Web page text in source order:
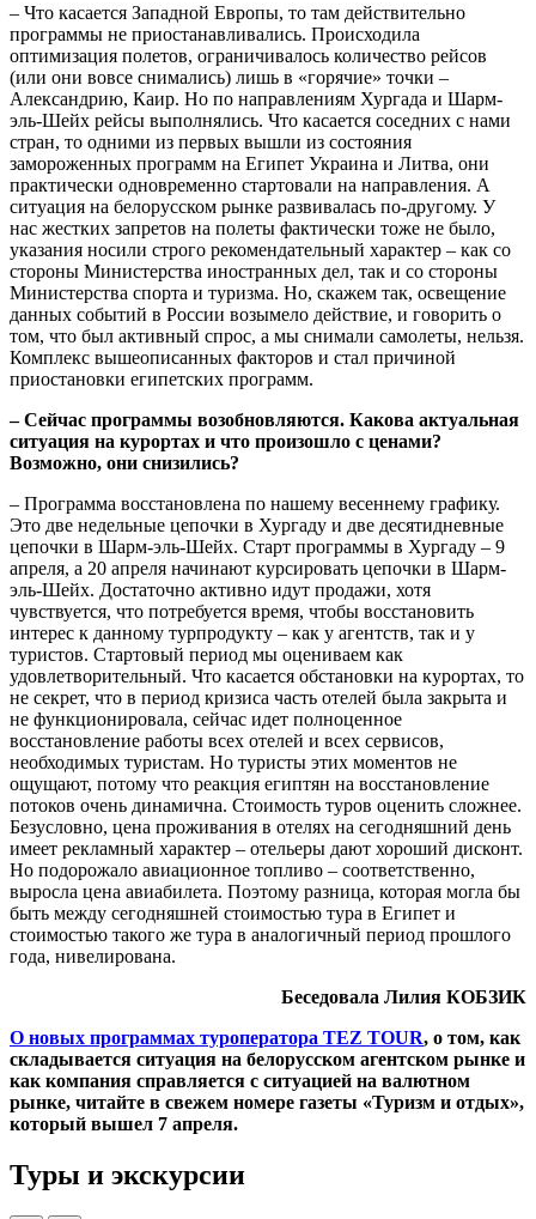
– Что касается Западной Европы, то там действительно
программы не приостанавливались. Происходила
оптимизация полетов, ограничивалось количество рейсов
(или они вовсе снимались) лишь в «горячие» точки –
Александрию, Каир. Но по направлениям Хургада и Шарм-
эль-Шейх рейсы выполнялись. Что касается соседних с нами
стран, то одними из первых вышли из состояния
замороженных программ на Египет Украина и Литва, они
практически одновременно стартовали на направления. А
ситуация на белорусском рынке развивалась по-другому. У
нас жестких запретов на полеты фактически тоже не было,
указания носили строго рекомендательный характер – как со
стороны Министерства иностранных дел, так и со стороны
Министерства спорта и туризма. Но, скажем так, освещение
данных событий в России возымело действие, и говорить о
том, что был активный спрос, а мы снимали самолеты, нельзя.
Комплекс вышеописанных факторов и стал причиной
приостановки египетских программ.
– Сейчас программы возобновляются. Какова актуальная
ситуация на курортах и что произошло с ценами?
Возможно, они снизились?
– Программа восстановлена по нашему весеннему графику.
Это две недельные цепочки в Хургаду и две десятидневные
цепочки в Шарм-эль-Шейх. Старт программы в Хургаду – 9
апреля, а 20 апреля начинают курсировать цепочки в Шарм-
эль-Шейх. Достаточно активно идут продажи, хотя
чувствуется, что потребуется время, чтобы восстановить
интерес к данному турпродукту – как у агентств, так и у
туристов. Стартовый период мы оцениваем как
удовлетворительный. Что касается обстановки на курортах, то
не секрет, что в период кризиса часть отелей была закрыта и
не функционировала, сейчас идет полноценное
восстановление работы всех отелей и всех сервисов,
необходимых туристам. Но туристы этих моментов не
ощущают, потому что реакция египтян на восстановление
потоков очень динамична. Стоимость туров оценить сложнее.
Безусловно, цена проживания в отелях на сегодняшний день
имеет рекламный характер – отельеры дают хороший дисконт.
Но подорожало авиационное топливо – соответственно,
выросла цена авиабилета. Поэтому разница, которая могла бы
быть между сегодняшней стоимостью тура в Египет и
стоимостью такого же тура в аналогичный период прошлого
года, нивелирована.
Беседовала Лилия КОБЗИК
О новых программах туроператора TEZ TOUR, о том, как
складывается ситуация на белорусском агентском рынке и
как компания справляется с ситуацией на валютном
рынке, читайте в свежем номере газеты «Туризм и отдых»,
который вышел 7 апреля.
Туры и экскурсии